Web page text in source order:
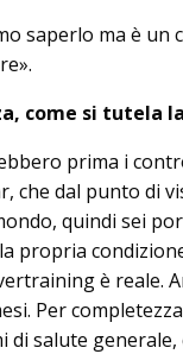
saperlo ma è un
come si tutela
prima i
che dal punto di
quindi sei
propria
è reale.
Per
di salute